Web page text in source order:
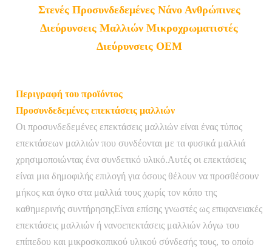
Στενές Προσυνδεδεμένες Νάνο Ανθρώπινες
Διεύρυνσεις Μαλλιών Μικροχρωματιστές
Διεύρυνσεις OEM
Περιγραφή του προϊόντος
Προσυνδεδεμένες επεκτάσεις μαλλιών
Οι προσυνδεδεμένες επεκτάσεις μαλλιών είναι ένας τύπος
επεκτάσεων μαλλιών που συνδέονται με τα φυσικά μαλλιά
χρησιμοποιώντας ένα συνδετικό υλικό.Αυτές οι επεκτάσεις
είναι μια δημοφιλής επιλογή για όσους θέλουν να προσθέσουν
μήκος και όγκο στα μαλλιά τους χωρίς τον κόπο της
καθημερινής συντήρησηςΕίναι επίσης γνωστές ως επιφανειακές
επεκτάσεις μαλλιών ή νανοεπεκτάσεις μαλλιών λόγω του
επίπεδου και μικροσκοπικού υλικού σύνδεσής τους, το οποίο